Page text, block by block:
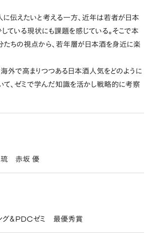
に伝えたいと考える一方、近年は若者が日本
ている現状にも課題を感じている。そこで本
たちの視点から、若年層が日本酒を身近に楽
海外で高まりつつある日本酒人気をどのように
て、ゼミで学んだ知識を活かし戦略的に考察
琉 赤坂 優
グ＆PDCゼミ 最優秀賞